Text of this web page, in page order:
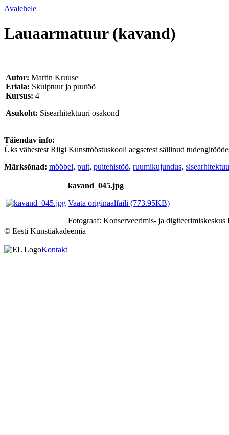
Avalehele
Lauaarmatuur (kavand)
Autor: Martin Kruuse
Eriala: Skulptuur ja puutöö
Kursus: 4
Asukoht: Sisearhitektuuri osakond
Täiendav info:
Üks vähestest Riigi Kunsttööstuskooli aegsetest säilinud
Märksõnad: mööbel, puit, puitehistöö, ruumikujundus,
kavand_045.jpg
Vaata originaalfaili (773.95KB)
Fotograaf: Konserveerimis- ja
© Eesti Kunstiakadeemia
Kontakt